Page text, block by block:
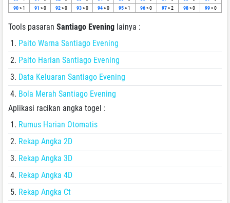
90» 1 91 » 0 92» 0 93» 0 94» 0 95» 1 96» 0 97» 2 98» 0 99» 0
Tools pasaran Santiago Evening lainya :
Paito Warna Santiago Evening
Paito Harian Santiago Evening
Data Keluaran Santiago Evening
Bola Merah Santiago Evening
Aplikasi racikan angka togel :
Rumus Harian Otomatis
Rekap Angka 2D
Rekap Angka 3D
Rekap Angka 4D
Rekap Angka Ct